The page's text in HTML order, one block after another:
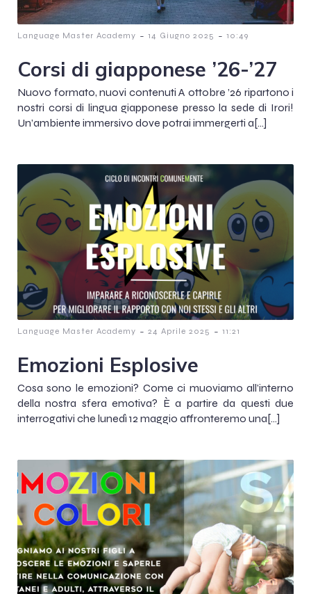
Language Master Academy - 14 Giugno 2025 - 10:49
Corsi di giapponese ’26-’27
Nuovo formato, nuovi contenuti A ottobre ’26 ripartono i
nostri corsi di lingua giapponese presso la sede di Irori!
Un’ambiente immersivo dove potrai immergerti a[…]
Language Master Academy - 24 Aprile 2025 - 11:21
Emozioni Esplosive
Cosa sono le emozioni? Come ci muoviamo all’interno
della nostra sfera emotiva? È a partire da questi due
interrogativi che lunedì 12 maggio affronteremo una[…]